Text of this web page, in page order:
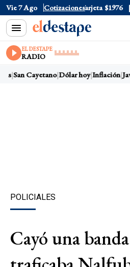
Vie 7 Ago Cotizaciones
$1520 Dólar Tarjeta $1976
EL DESTAPE
RADIO
San Cayetano Dólar hoy Inflación
POLICIALES
Cayó una